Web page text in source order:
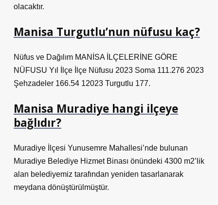
olacaktır.
Manisa Turgutlu’nun nüfusu kaç?
Nüfus ve Dağılım MANİSA İLÇELERİNE GÖRE
NÜFUSU Yıl İlçe İlçe Nüfusu 2023 Soma 111.276 2023
Şehzadeler 166.54 12023 Turgutlu 177.
Manisa Muradiye hangi ilçeye
bağlıdır?
Muradiye İlçesi Yunusemre Mahallesi’nde bulunan
Muradiye Belediye Hizmet Binası önündeki 4300 m2’lik
alan belediyemiz tarafından yeniden tasarlanarak
meydana dönüştürülmüştür.